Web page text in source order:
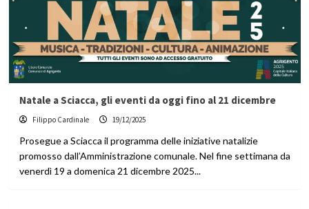
Natale a Sciacca, gli eventi da oggi fino al 21 dicembre
Filippo Cardinale 19/12/2025
Prosegue a Sciacca il programma delle iniziative natalizie
promosso dall’Amministrazione comunale. Nel fine settimana da
venerdì 19 a domenica 21 dicembre 2025...